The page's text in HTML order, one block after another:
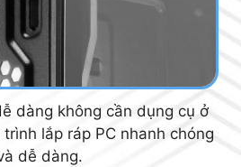
dàng không cần dụng cụ ở
lắp ráp PC nhanh chóng
dễ dàng.